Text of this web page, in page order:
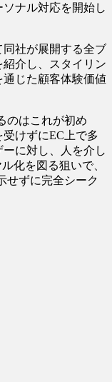
ナル対応を開始し
社が展開する全ブ
介し、スタイリン
じた顧客体験価値
のはこれが初め
けずにEC上で多
に対し、人を介し
化を図る狙いで、
せずに完全シーク